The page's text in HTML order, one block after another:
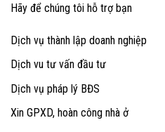
Hãy để chúng tôi hỗ trợ bạn
Dịch vụ thành lập doanh nghiệp
Dịch vu tư vấn đầu tư
Dịch vụ pháp lý BĐS
Xin GPXD, hoàn công nhà ở